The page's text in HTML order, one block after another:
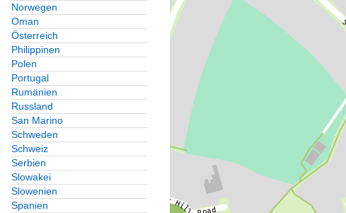
Norwegen
Oman
Österreich
Philippinen
Polen
Portugal
Rumänien
Russland
San Marino
Schweden
Schweiz
Serbien
Slowakei
Slowenien
Spanien